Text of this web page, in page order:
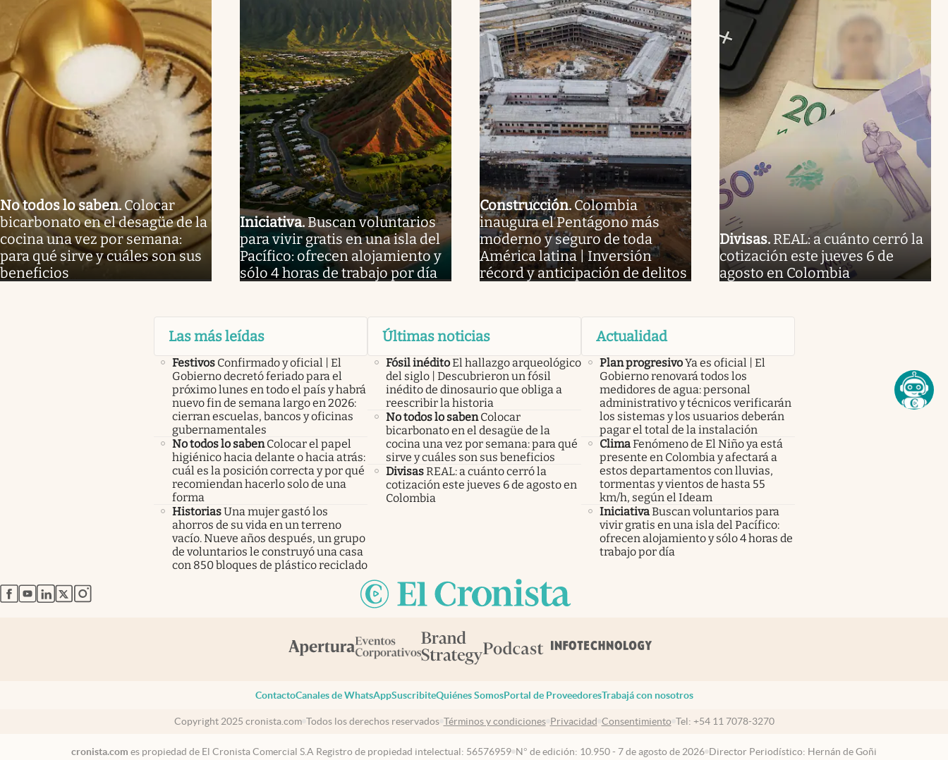
No todos lo saben. Colocar
bicarbonato en el desagüe de la
cocina una vez por semana:
para qué sirve y cuáles son sus
beneficios
Iniciativa.Buscan voluntarios
para vivir gratis en una isla del
Pacífico: ofrecen alojamiento y
sólo 4 horas de trabajo por día
Construcción. Colombia
inaugura el Pentágono más
moderno y seguro de toda
América latina | Inversión
récord y anticipación de delitos
Divisas. REAL: a cuánto cerró la
cotización este jueves 6 de
agosto en Colombia
Las más leídas
Festivos Confirmado y oficial | El
Gobierno decretó feriado para el
próximo lunes en todo el país y habrá
nuevo fin de semana largo en 2026:
cierran escuelas, bancos y oficinas
gubernamentales
No todos lo saben Colocar el papel
higiénico hacia delante o hacia atrás:
cuál es la posición correcta y por qué
recomiendan hacerlo solo de una
forma
HistoriasUna mujer gastó los
ahorros de su vida en un terreno
vacío. Nueve años después, un grupo
de voluntarios le construyó una casa
con 850 bloques de plástico reciclado
Últimas noticias
Fósil inéditoEl hallazgo arqueológico
del siglo | Descubrieron un fósil
inédito de dinosaurio que obliga a
reescribir la historia
No todos lo saben Colocar
bicarbonato en el desagüe de la
cocina una vez por semana: para qué
sirve y cuáles son sus beneficios
DivisasREAL: a cuánto cerró la
cotización este jueves 6 de agosto en
Colombia
Actualidad
Plan progresivoYa es oficial | El
Gobierno renovará todos los
medidores de agua: personal
administrativo y técnicos verificarán
los sistemas y los usuarios deberán
pagar el total de la instalación
ClimaFenómeno de El Niño ya está
presente en Colombia y afectará a
estos departamentos con lluvias,
tormentas y vientos de hasta 55
km/h, según el Ideam
IniciativaBuscan voluntarios para
vivir gratis en una isla del Pacífico:
ofrecen alojamiento y sólo 4 horas de
trabajo por día
abre en nueva pestaña
abre en nueva pestaña
abre en nueva pestaña
abre en nueva pestaña
abre en nueva pestaña
ContactoCanales de WhatsAppSuscribiteQuiénes SomosPortal de ProveedoresTrabajá con nosotros
Copyright 2025 cronista.com Todos los derechos reservados Términos y condiciones Privacidad Consentimiento Tel: +54 11 7078-3270
cronista.com es propiedad de El Cronista Comercial S.A Registro de propiedad intelectual: 56576959 N° de edición: 10.950 - 7 de agosto de 2026 Director Periodístico: Hernán de Goñi